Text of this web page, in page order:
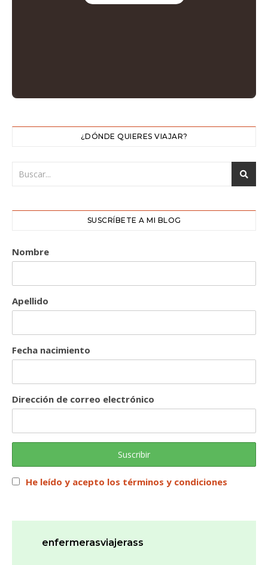
¿DÓNDE QUIERES VIAJAR?
SUSCRÍBETE A MI BLOG
Nombre
Apellido
Fecha nacimiento
Dirección de correo electrónico
He leído y acepto los términos y condiciones
enfermerasviajerass